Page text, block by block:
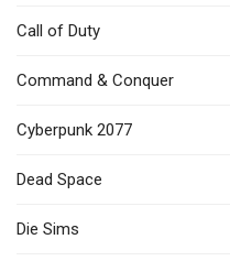
Call of Duty
Command & Conquer
Cyberpunk 2077
Dead Space
Die Sims